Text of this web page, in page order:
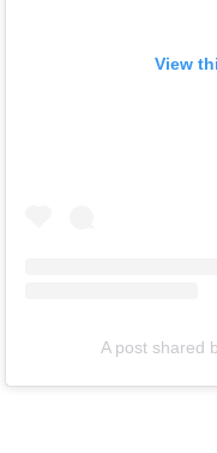
View
A post shared